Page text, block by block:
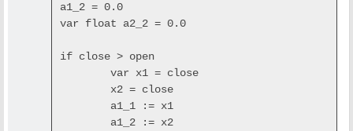
a1_2 = 0.0
var float a2_2 = 0.0
if close > open